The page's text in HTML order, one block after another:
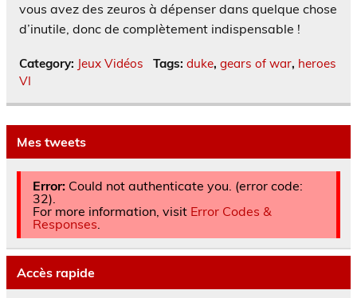
vous avez des zeuros à dépenser dans quelque chose
d’inutile, donc de complètement indispensable !
Category: Jeux Vidéos Tags: duke, gears of war, heroes
VI
Mes tweets
Error:Could not authenticate you. (error code:
32).
For more information, visit Error Codes &
Responses
Accès rapide